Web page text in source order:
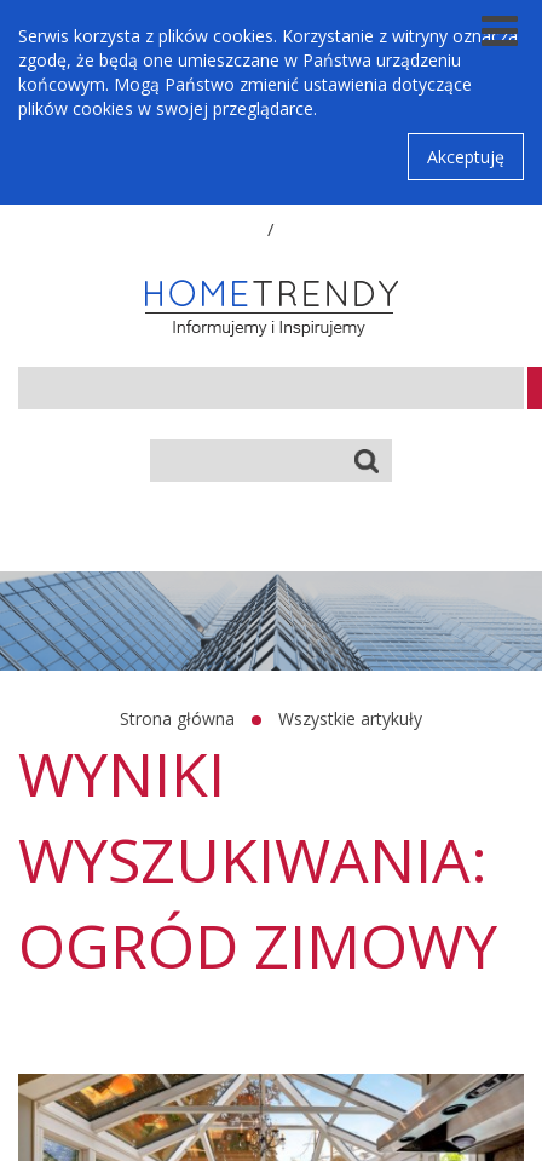
Serwis korzysta z plików cookies. Korzystanie z witryny oznacza
zgodę, że będą one umieszczane w Państwa urządzeniu
końcowym. Mogą Państwo zmienić ustawienia dotyczące
plików cookies w swojej przeglądarce.
Akceptuję
/
Strona główna Wszystkie artykuły
WYNIKI
WYSZUKIWANIA:
OGRÓD ZIMOWY